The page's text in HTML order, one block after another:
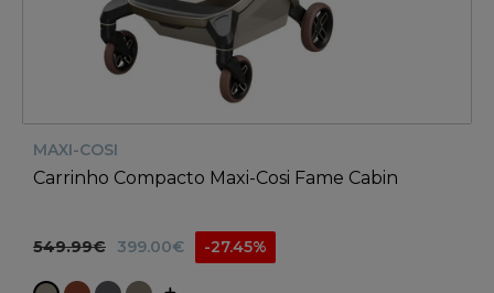
MAXI-COSI
Carrinho Compacto Maxi-Cosi Fame Cabin
549.99€ 399.00€ -27.45%